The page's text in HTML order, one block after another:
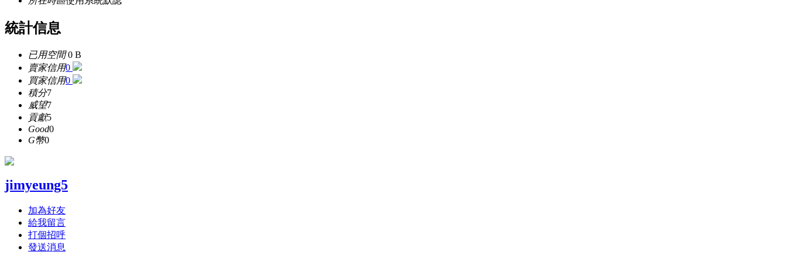
統計信息
已用空間0 B
賣家信用0
買家信用0
積分7
威望7
貢獻5
Good0
G幣0
jimyeung5
加為好友
給我留言
打個招呼
發送消息